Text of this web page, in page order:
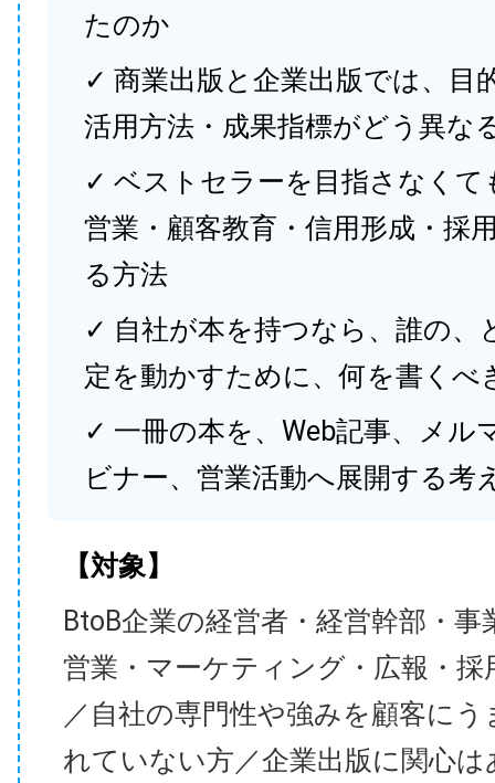
たのか
✓ 商業出版と企業出版では、目
活用方法・成果指標がどう異な
✓ ベストセラーを目指さなくて
営業・顧客教育・信用形成・採
る方法
✓ 自社が本を持つなら、誰の、
定を動かすために、何を書くべ
✓ 一冊の本を、Web記事、メル
ビナー、営業活動へ展開する考
【対象】
BtoB企業の経営者・経営幹部・事
営業・マーケティング・広報・採
／自社の専門性や強みを顧客に
れていない方／企業出版に関心